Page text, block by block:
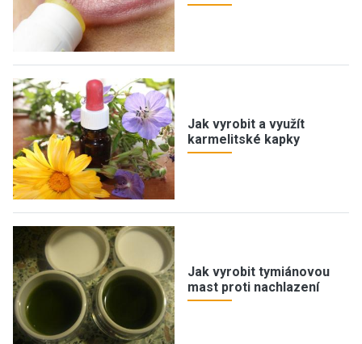
Jak vyrobit a využít
karmelitské kapky
Jak vyrobit tymiánovou
mast proti nachlazení